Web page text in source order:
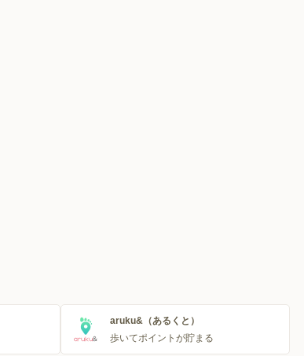
aruku&（あるくと）
歩いてポイントが貯まる